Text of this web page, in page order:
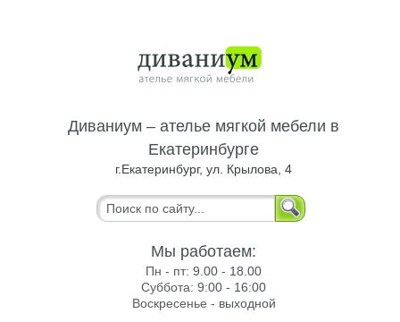
Диваниум – ателье мягкой мебели в
Екатеринбурге
г.Екатеринбург, ул. Крылова, 4
Мы работаем:
Пн - пт:9.00 - 18.00
Суббота:9:00 - 16:00
Воскресенье - выходной